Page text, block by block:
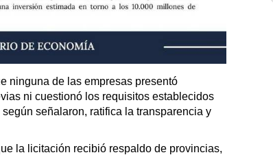
ninguna de las empresas presentó
ni cuestionó los requisitos establecidos
señalaron, ratifica la transparencia y
la licitación recibió respaldo de provincias,